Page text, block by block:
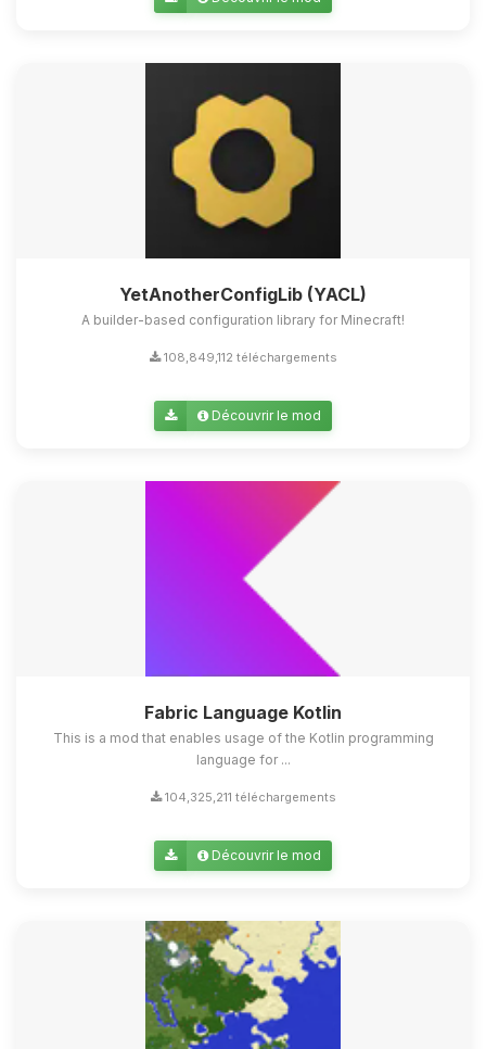
YetAnotherConfigLib (YACL)
A builder-based configuration library for Minecraft!
108,849,112 téléchargements
Découvrir le mod
Fabric Language Kotlin
This is a mod that enables usage of the Kotlin programming
language for ...
104,325,211 téléchargements
Découvrir le mod
Youpi, enfin quelqu’un pour me
parler ! Moi c’est Choupy, ton petit
assistant BoxToPlay. Dis-moi ce dont
tu as besoin et je vais remuer mes
petits circuits pour t’aider.
06/08/2026 à 03:28